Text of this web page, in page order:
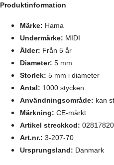
Produktinformation
Märke: Hama
Undermärke: MIDI
Ålder: Från 5 år
Diameter: 5 mm
Storlek: 5 mm i diameter
Antal: 1000 stycken.
Användningsområde: kan
Märkning: CE-märkt
Artikel streckkod:
Art.nr.: 3-207-70
Ursprungsland: Danmark